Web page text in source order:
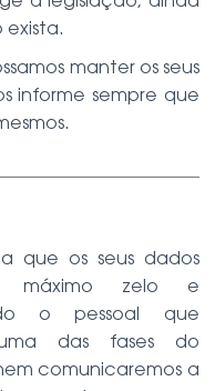
manter os seus
informe sempre que
que os seus dados
máximo zelo e
o pessoal que
das fases do
comunicaremos a